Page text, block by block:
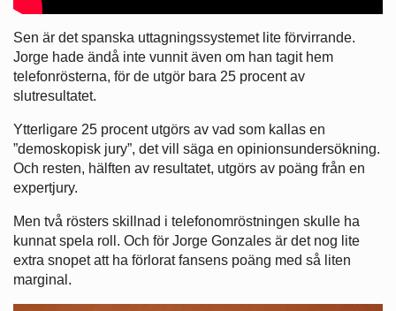
Sen är det spanska uttagningssystemet lite förvirrande.
Jorge hade ändå inte vunnit även om han tagit hem
telefonrösterna, för de utgör bara 25 procent av
slutresultatet.
Ytterligare 25 procent utgörs av vad som kallas en
”demoskopisk jury”, det vill säga en opinionsundersökning.
Och resten, hälften av resultatet, utgörs av poäng från en
expertjury.
Men två rösters skillnad i telefonomröstningen skulle ha
kunnat spela roll. Och för Jorge Gonzales är det nog lite
extra snopet att ha förlorat fansens poäng med så liten
marginal.